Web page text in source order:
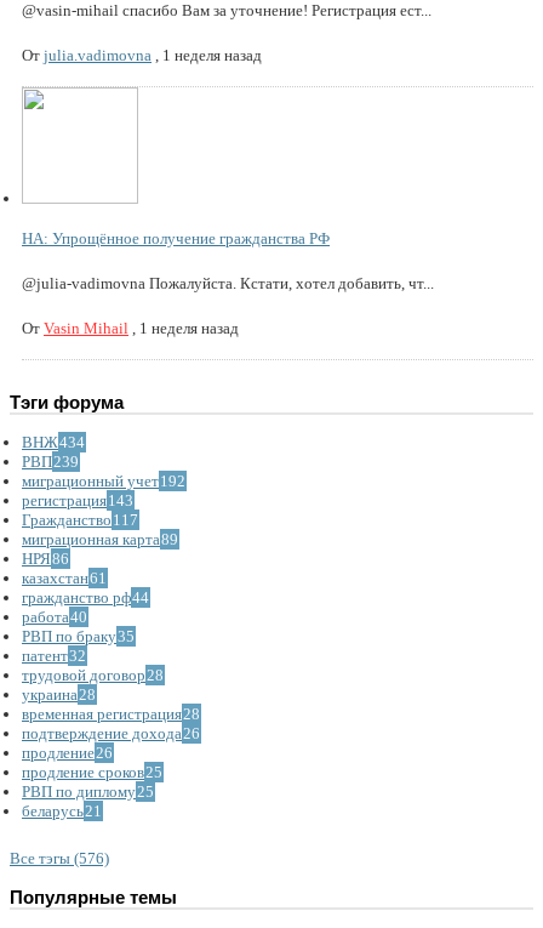
@vasin-mihail спасибо Вам за уточнение! Регистрация ест...
От julia.vadimovna , 1 неделя назад
НА: Упрощённое получение гражданства РФ
@julia-vadimovna Пожалуйста. Кстати, хотел добавить, чт...
От Vasin Mihail , 1 неделя назад
Тэги форума
ВНЖ434
РВП239
миграционный учет192
регистрация143
Гражданство 117
миграционная карта89
НРЯ86
казахстан61
гражданство рф44
работа40
РВП по браку35
патент32
трудовой договор 28
украина 28
временная регистрация28
подтверждение дохода 26
продление26
продление сроков25
РВП по диплому25
беларусь21
Все тэгы (576)
Популярные темы